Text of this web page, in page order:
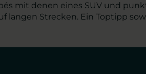
mit denen eines SUV und
langen Strecken. Ein Toptipp